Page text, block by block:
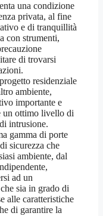
una condizione
privata, al fine
e di tranquillità
con strumenti,
di trovarsi
residenziale
ambiente,
importante e
un ottimo livello di
intrusione.
gamma di porte
sicurezza che
ambiente, dal
ad un
sia in grado di
alle caratteristiche
di garantire la